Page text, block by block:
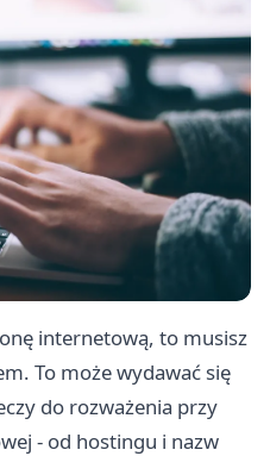
internetową, to musisz
To może wydawać się
do rozważenia przy
- od hostingu i nazw